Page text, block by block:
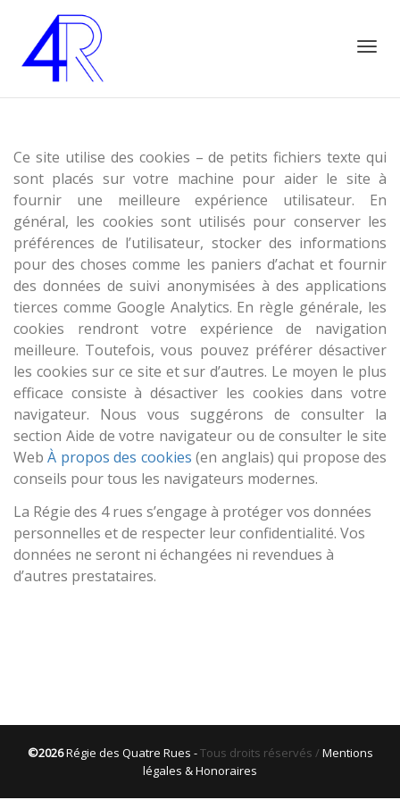
Ce site utilise des cookies – de petits fichiers texte qui
sont placés sur votre machine pour aider le site à
fournir une meilleure expérience utilisateur. En
général, les cookies sont utilisés pour conserver les
préférences de l’utilisateur, stocker des informations
pour des choses comme les paniers d’achat et fournir
des données de suivi anonymisées à des applications
tierces comme Google Analytics. En règle générale, les
cookies rendront votre expérience de navigation
meilleure. Toutefois, vous pouvez préférer désactiver
les cookies sur ce site et sur d’autres. Le moyen le plus
efficace consiste à désactiver les cookies dans votre
navigateur. Nous vous suggérons de consulter la
section Aide de votre navigateur ou de consulter le site
WebÀ propos des cookies (en anglais) qui propose des
conseils pour tous les navigateurs modernes.
La Régie des 4 rues s’engage à protéger vos données
personnelles et de respecter leur confidentialité. Vos
données ne seront ni échangées ni revendues à
d’autres prestataires.
©2026Régie des Quatre Rues -Tous droits réservés /Mentions
légales & Honoraires